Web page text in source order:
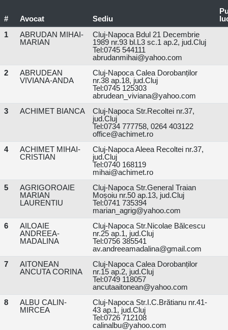
# Avocat Sediu
1
ABRUDAN MIHAI-
MARIAN
Cluj-Napoca Bdul 21 Decembrie
1989 nr.93 bl.L3 sc.1 ap.2, jud.Cluj
Tel:0745 544111
abrudanmihai@yahoo.com
2
ABRUDEAN
VIVIANA-ANDA
Cluj-Napoca Calea Dorobanților
nr.38 ap.18, jud.Cluj
Tel:0745 125303
abrudean_viviana@yahoo.com
3
ACHIMET BIANCA
Cluj-Napoca Str.Recoltei nr.37,
jud.Cluj
Tel:0734 777758, 0264 403122
office@achimet.ro
4
ACHIMET MIHAI-
CRISTIAN
Cluj-Napoca Aleea Recoltei nr.37,
jud.Cluj
Tel:0740 168119
mihai@achimet.ro
5
AGRIGOROAIE
MARIAN
LAURENTIU
Cluj-Napoca Str.General Traian
Moșoiu nr.50 ap.13, jud.Cluj
Tel:0741 735394
marian_agrig@yahoo.com
6
AILOAIE
ANDREEA-
MADALINA
Cluj-Napoca Str.Nicolae Bălcescu
nr.25 ap.1, jud.Cluj
Tel:0756 385541
av.andreeamadalina@gmail.com
7
AITONEAN
ANCUTA CORINA
Cluj-Napoca Calea Dorobanților
nr.15 ap.2, jud.Cluj
Tel:0749 118057
ancutaaitonean@yahoo.com
8
ALBU CALIN-
MIRCEA
Cluj-Napoca Str.I.C.Brătianu nr.41-
43 ap.1, jud.Cluj
Tel:0726 712108
calinalbu@yahoo.com